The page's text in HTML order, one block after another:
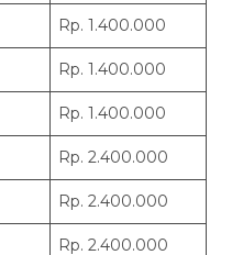
Rp. 1.400.000
Rp. 1.400.000
Rp. 1.400.000
Rp. 2.400.000
Rp. 2.400.000
Rp. 2.400.000